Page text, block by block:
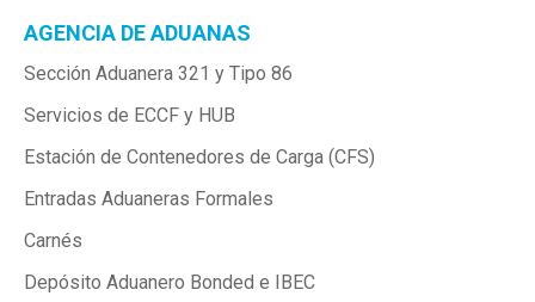
AGENCIA DE ADUANAS
Sección Aduanera 321 y Tipo 86
Servicios de ECCF y HUB
Estación de Contenedores de Carga (CFS)
Entradas Aduaneras Formales
Carnés
Depósito Aduanero Bonded e IBEC